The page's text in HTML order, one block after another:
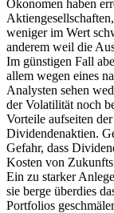
Ökonomen haben
weniger im Wert
anderem weil die
Im günstigen Fall
allem wegen eines
Analysten sehen
der Volatilität noch
Vorteile aufseiten der
Dividendenaktien.
Gefahr, dass
Kosten von
Ein zu starker
sie berge überdies
Portfolios